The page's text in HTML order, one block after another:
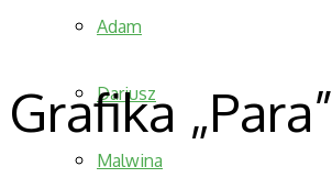
Adam
Dariusz
Malwina
Grafika „Para”